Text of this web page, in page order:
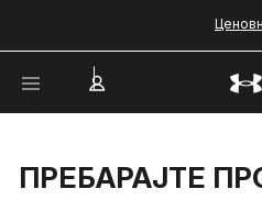
ПРЕБАРАЈТЕ